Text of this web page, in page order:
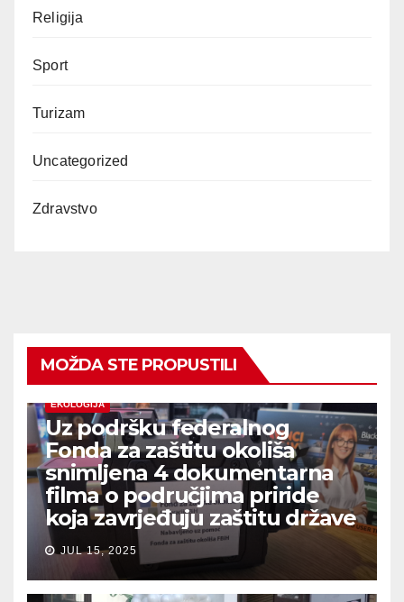
Religija
Sport
Turizam
Uncategorized
Zdravstvo
MOŽDA STE PROPUSTILI
EKOLOGIJA
Uz podršku federalnog
Fonda za zaštitu okoliša
snimljena 4 dokumentarna
filma o područjima priride
koja zavrjeđuju zaštitu države
JUL 15, 2025